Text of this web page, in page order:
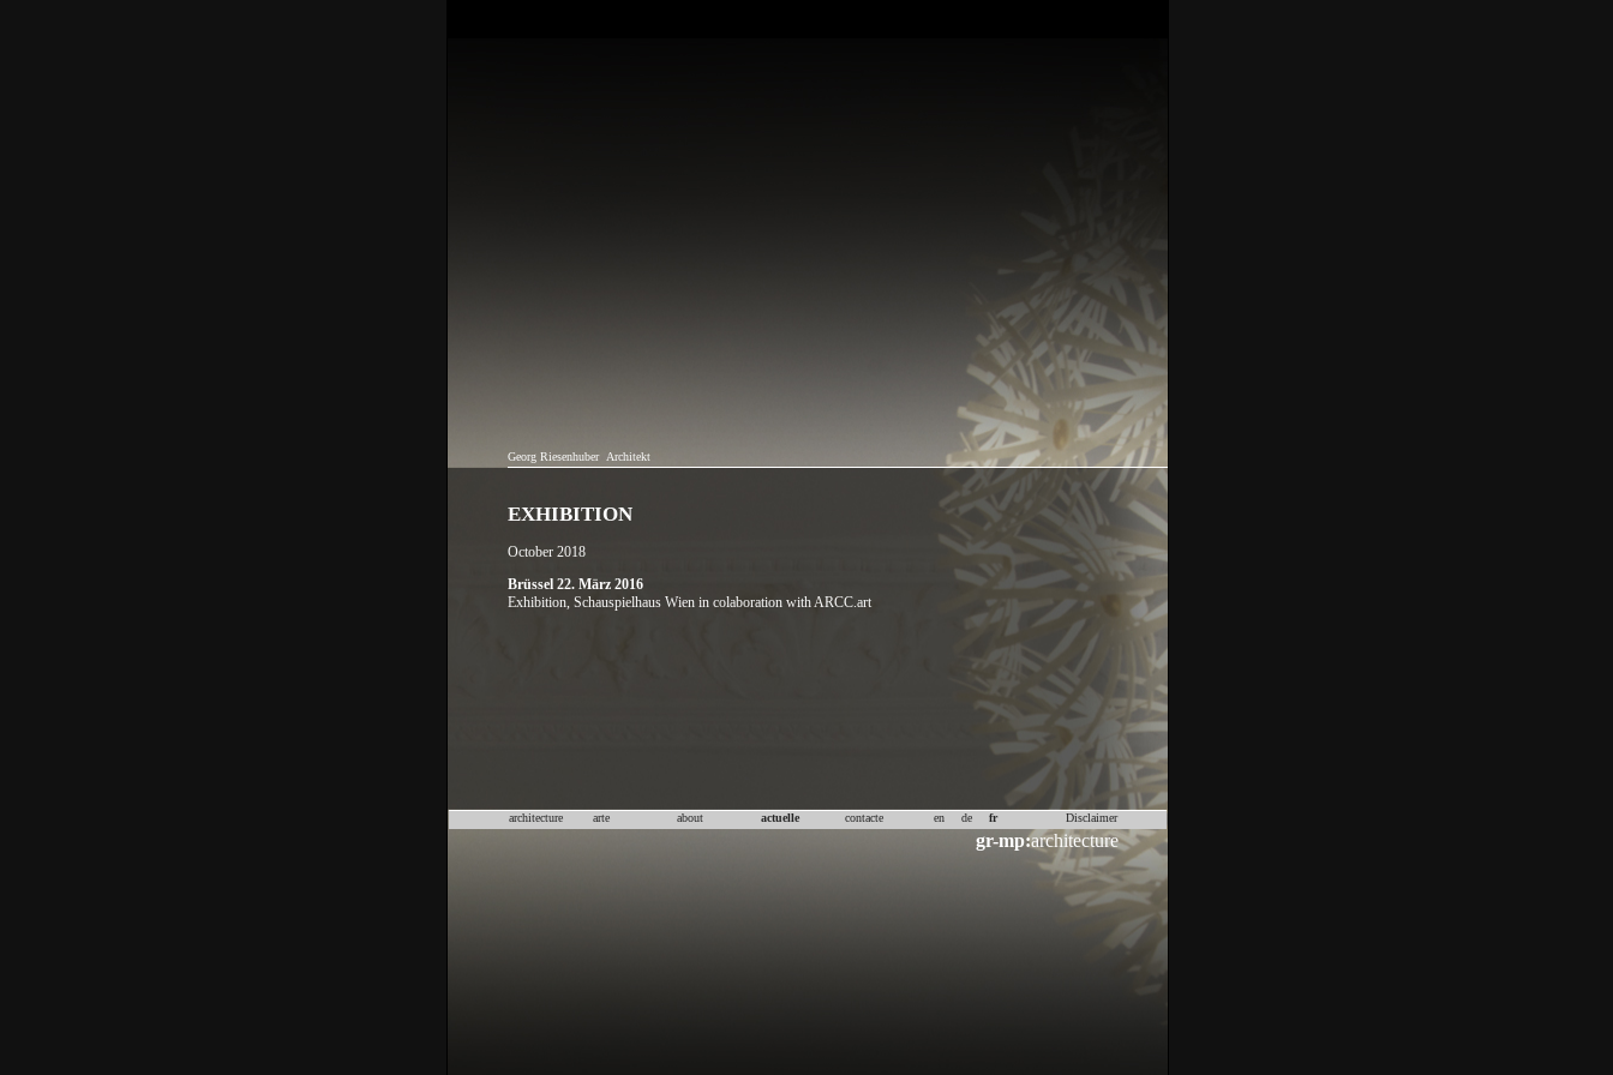
Georg Riesenhuber Architekt
EXHIBITION
October 2018
Brüssel 22. März 2016
Exhibition, Schauspielhaus Wien in colaboration with ARCC.art
gr-mp:architecture
architecture arte about actuelle contacte en de fr Disclaimer